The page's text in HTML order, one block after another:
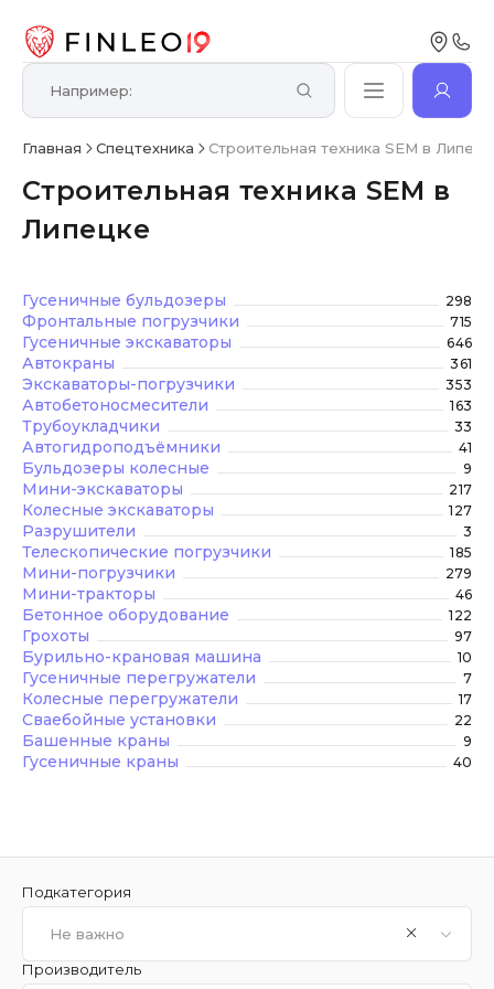
Главная Спецтехника Строительная техника SEM в
Строительная техника SEM в
Липецке
Гусеничные бульдозеры 298
Фронтальные погрузчики 715
Гусеничные экскаваторы 646
Автокраны 361
Экскаваторы-погрузчики 353
Автобетоносмесители 163
Трубоукладчики 33
Автогидроподъёмники 41
Бульдозеры колесные 9
Мини-экскаваторы 217
Колесные экскаваторы 127
Разрушители 3
Телескопические погрузчики 185
Мини-погрузчики 279
Мини-тракторы 46
Бетонное оборудование 122
Грохоты 97
Бурильно-крановая машина 10
Гусеничные перегружатели 7
Колесные перегружатели 17
Сваебойные установки 22
Башенные краны 9
Гусеничные краны 40
Подкатегория
Не важно
Производитель